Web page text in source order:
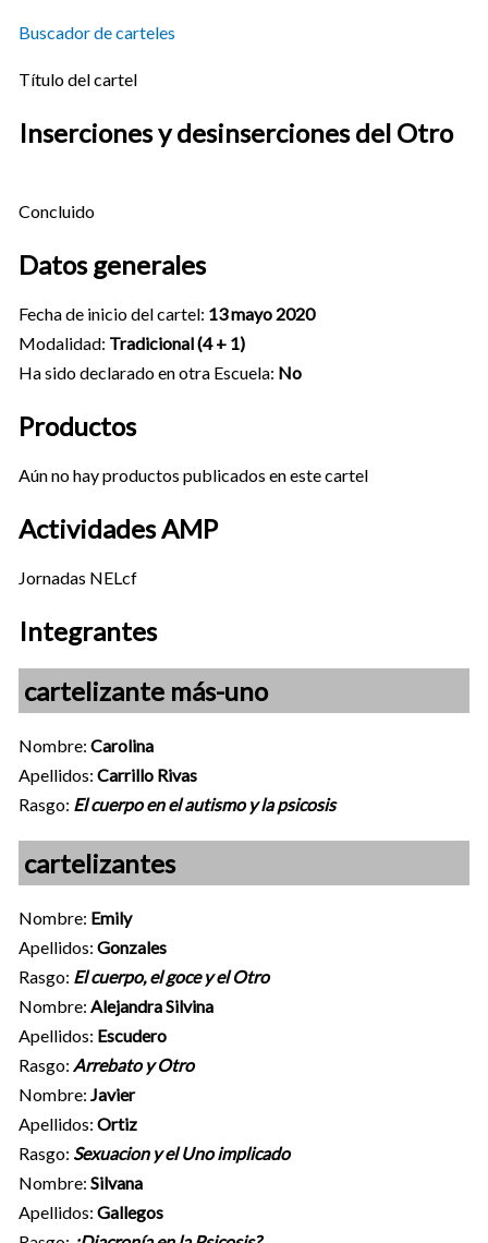
Buscador de carteles
Título del cartel
Inserciones y desinserciones del Otro
Concluido
Datos generales
Fecha de inicio del cartel: 13 mayo 2020
Modalidad: Tradicional (4 + 1)
Ha sido declarado en otra Escuela: No
Productos
Aún no hay productos publicados en este cartel
Actividades AMP
Jornadas NELcf
Integrantes
cartelizante más-uno
Nombre: Carolina
Apellidos: Carrillo Rivas
Rasgo: El cuerpo en el autismo y la psicosis
cartelizantes
Nombre: Emily
Apellidos: Gonzales
Rasgo: El cuerpo, el goce y el Otro
Nombre: Alejandra Silvina
Apellidos: Escudero
Rasgo: Arrebato y Otro
Nombre: Javier
Apellidos: Ortiz
Rasgo: Sexuacion y el Uno implicado
Nombre: Silvana
Apellidos: Gallegos